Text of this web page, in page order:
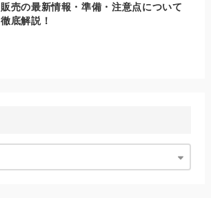
販売の最新情報・準備・注意点について
徹底解説！